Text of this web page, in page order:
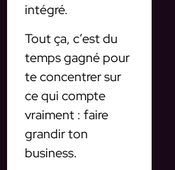
intégré.
Tout ça, c’est du
temps gagné pour
te concentrer sur
ce qui compte
vraiment : faire
grandir ton
business.